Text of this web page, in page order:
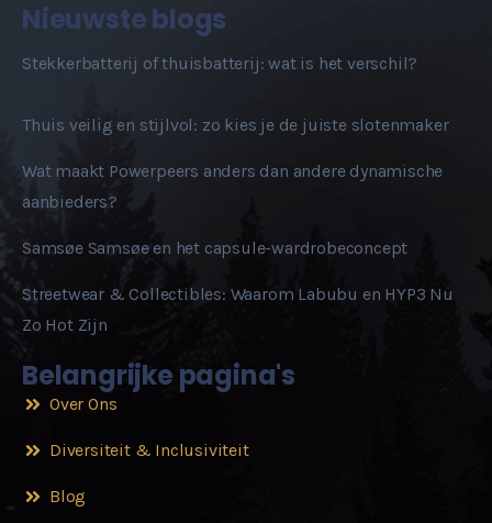
Nieuwste blogs
Stekkerbatterij of thuisbatterij: wat is het verschil?
Thuis veilig en stijlvol: zo kies je de juiste slotenmaker
Wat maakt Powerpeers anders dan andere dynamische
aanbieders?
Samsøe Samsøe en het capsule-wardrobeconcept
Streetwear & Collectibles: Waarom Labubu en HYP3 Nu
Zo Hot Zijn
Belangrijke pagina's
Over Ons
Diversiteit & Inclusiviteit
Blog